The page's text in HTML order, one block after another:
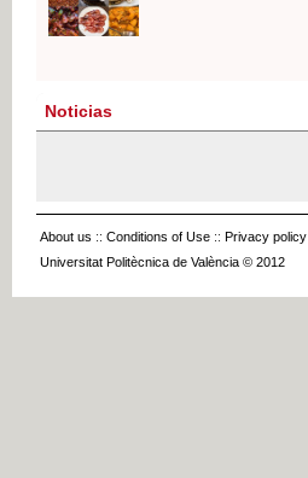
Noticias
About us :: Conditions of Use :: Privacy policy
Universitat Politècnica de València © 2012